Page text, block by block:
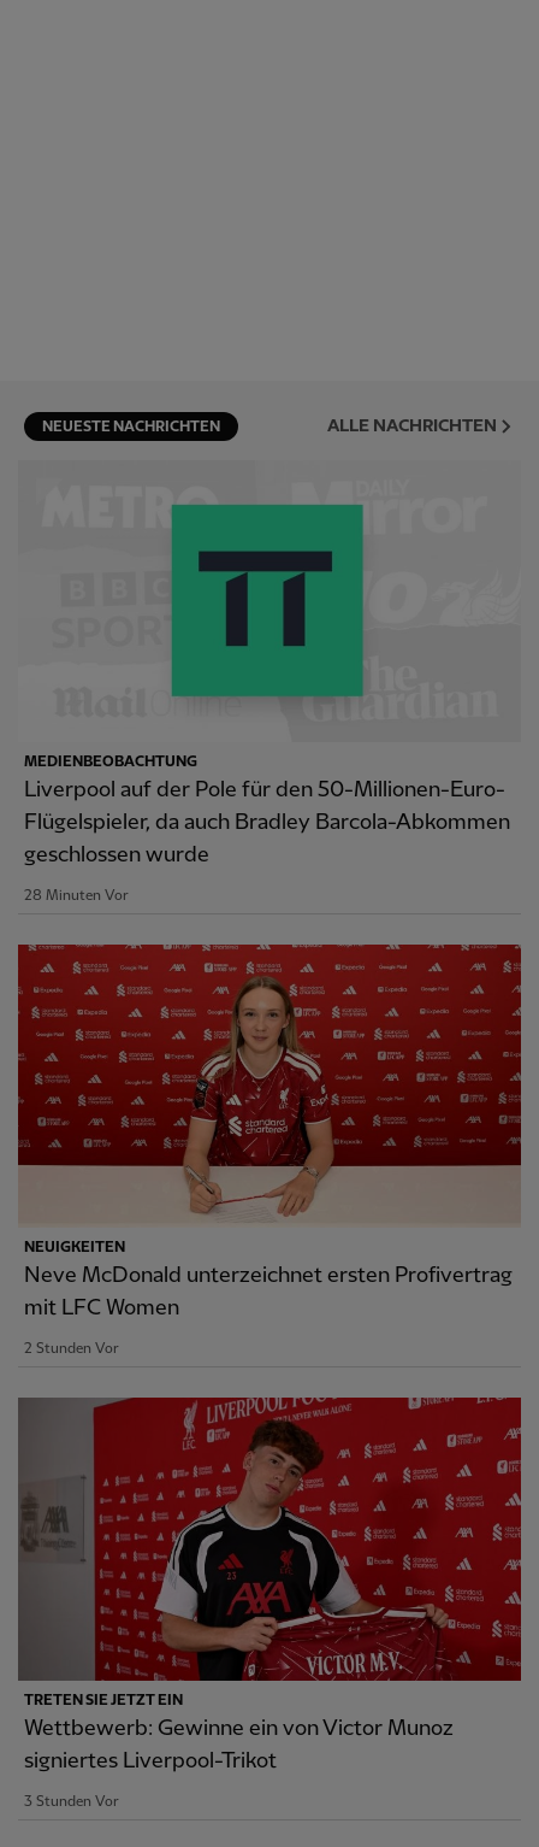
NEUESTE NACHRICHTEN ALLE NACHRICHTEN
MEDIENBEOBACHTUNG
Liverpool auf der Pole für den 50-Millionen-Euro-
Flügelspieler, da auch Bradley Barcola-Abkommen
geschlossen wurde
28 Minuten Vor
NEUIGKEITEN
Neve McDonald unterzeichnet ersten Profivertrag
mit LFC Women
2 Stunden Vor
TRETEN SIE JETZT EIN
Wettbewerb: Gewinne ein von Victor Munoz
signiertes Liverpool-Trikot
3 Stunden Vor